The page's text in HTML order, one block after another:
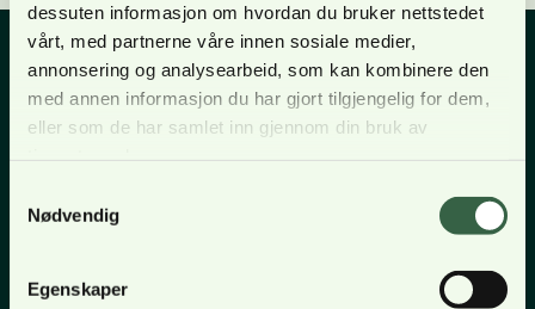
dessuten informasjon om hvordan du bruker nettstedet
vårt, med partnerne våre innen sosiale medier,
annonsering og analysearbeid, som kan kombinere den
med annen informasjon du har gjort tilgjengelig for dem,
eller som de har samlet inn gjennom din bruk av
Nødvendig
Egenskaper
Siste nytt
Offisersbladet
Tillitsvalgt
Kurskalender
Besøksadresse
Postadresse
Kontakt
+47 23 10 02 20